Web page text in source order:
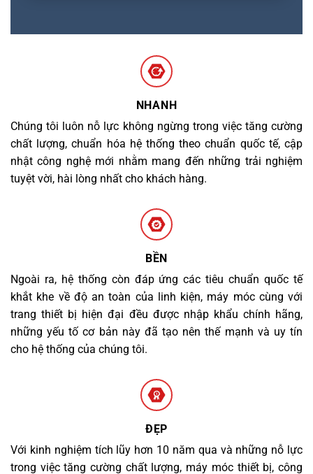
NHANH
Chúng tôi luôn nỗ lực không ngừng trong việc tăng cường
chất lượng, chuẩn hóa hệ thống theo chuẩn quốc tế, cập
nhật công nghệ mới nhằm mang đến những trải nghiệm
tuyệt vời, hài lòng nhất cho khách hàng.
BỀN
Ngoài ra, hệ thống còn đáp ứng các tiêu chuẩn quốc tế
khắt khe về độ an toàn của linh kiện, máy móc cùng với
trang thiết bị hiện đại đều được nhập khẩu chính hãng,
những yếu tố cơ bản này đã tạo nên thế mạnh và uy tín
cho hệ thống của chúng tôi.
ĐẸP
Với kinh nghiệm tích lũy hơn 10 năm qua và những nỗ lực
trong việc tăng cường chất lượng, máy móc thiết bị, công